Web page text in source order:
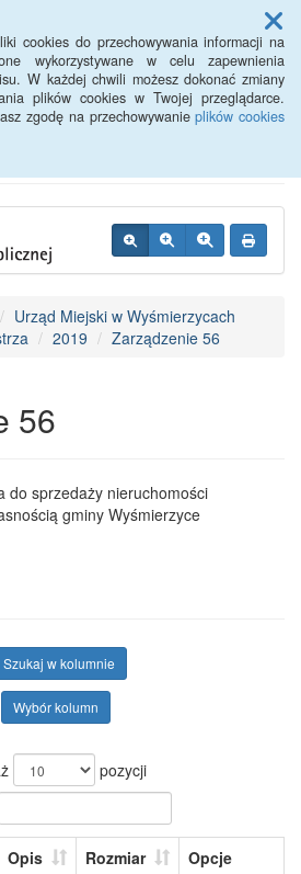
cookies do przechowywania informacji na
wykorzystywane w celu zapewnienia
W każdej chwili możesz dokonać zmiany
plików cookies w Twojej przeglądarce.
zgodę na przechowywanieplików cookies
Menu
Miejski
Urząd Miejski w Wyśmierzycach
2019 Zarządzenie 56
56
do sprzedaży nieruchomości
gminy Wyśmierzyce
Szukaj w kolumnie
Wybór kolumn
pozycji
Opis Rozmiar
Opcje